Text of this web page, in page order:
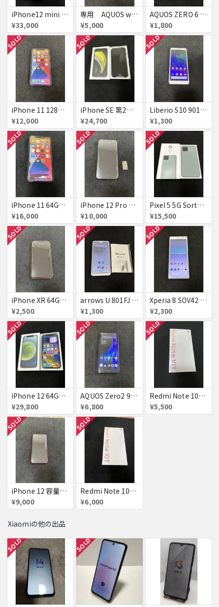
iPhone12 mini 128GB Red 新品未使用品 ジャンク
¥33,000
専用 AQUOS wish 2 チャコール SHG08 simフリー 美品
¥5,000
AQUOS ZERO 6 A102SH ホワイト simフリー ジャンク
¥1,800
SOLD
iPhone 11 128GB パープル ジャンク
¥12,000
SOLD
iPhone SE 第2世代 64GB Black simフリー 新品未使用品 判定△
¥24,700
SOLD
Liberio S10 901ZT ホワイト simフリー 美品
¥1,300
SOLD
iPhone 11 64GB Black simフリー ジャンク
¥16,000
SOLD
iPhone 12 Pro 256GB パシフィックブルー 国内版simフリー ジャンク
¥10,000
SOLD
Pixel 5 5G Sorta Sage simフリー 極美品 訳あり
¥15,500
SOLD
iPhone XR 64GB コーラル simフリー 判定○ ジャンク
¥2,500
SOLD
arrows U 801FJ ホワイト simフリー 美品 判定△
¥1,300
SOLD
Xperia 8 SOV42 ホワイト simフリー 判定△
¥2,300
SOLD
iPhone 12 64GB グリーン simフリー ジャンク
¥29,800
SOLD
AQUOS Zero2 906SH アストロブラック simフリー 判定△
¥6,800
SOLD
Redmi Note 10T Azure Black simフリー 新品未使用未開封品 ジャンク
¥5,500
SOLD
iPhone 12 容量不明 Red 国内版simフリー ジャンク
¥9,000
SOLD
Redmi Note 10T Azure Black simフリー 新品未使用未開封品 ジャンク
¥6,000
Xiaomiの他の出品
SOLD SOLD